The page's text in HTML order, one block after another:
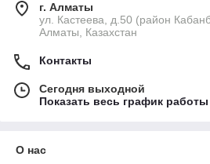
г. Алматы
ул. Кастеева, д.50 (район
Алматы, Казахстан
Контакты
Сегодня выходной
Показать весь график работы
О нас